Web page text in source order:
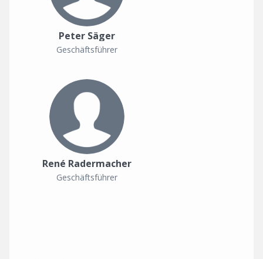
Peter Säger
Geschäftsführer
René Radermacher
Geschäftsführer